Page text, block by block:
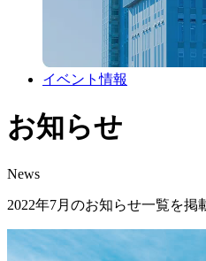
イベント情報
お知らせ
News
2022年7月のお知らせ一覧を掲